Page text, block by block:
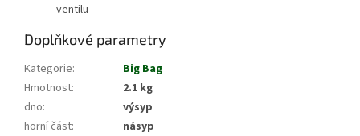
ventilu
Doplňkové parametry
Kategorie:
Big Bag
Hmotnost:
2.1 kg
dno:
výsyp
horní část:
násyp